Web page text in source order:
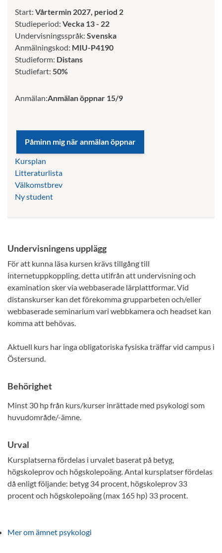
Start: Vårtermin 2027, period 2
Studieperiod: Vecka 13 - 22
Undervisningsspråk: Svenska
Anmälningskod: MIU-P4190
Studieform: Distans
Studiefart: 50%
Anmälan:Anmälan öppnar 15/9
Kursplan
Litteraturlista
Välkomstbrev
Ny student
Undervisningens upplägg
För att kunna läsa kursen krävs tillgång till
internetuppkoppling, detta utifrån att undervisning och
examination sker via webbaserade lärplattformar. Vid
distanskurser kan det förekomma grupparbeten och/eller
webbaserade seminarium vari webbkamera och headset kan
komma att behövas.
Aktuell kurs har inga obligatoriska fysiska träffar vid campus i
Östersund.
Behörighet
Minst 30 hp från kurs/kurser inrättade med psykologi som
huvudområde/-ämne.
Urval
Kursplatserna fördelas i urvalet baserat på betyg,
högskoleprov och högskolepoäng. Antal kursplatser fördelas
då enligt följande: betyg 34 procent, högskoleprov 33
procent och högskolepoäng (max 165 hp) 33 procent.
Mer om ämnet psykologi